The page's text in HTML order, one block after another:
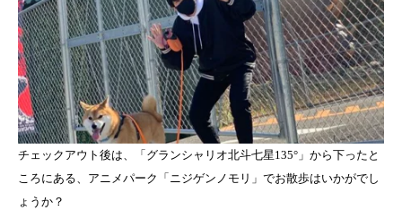
チェックアウト後は、「グランシャリオ北斗七星135°」から下ったと
ころにある、アニメパーク「ニジゲンノモリ」でお散歩はいかがでし
ょうか？